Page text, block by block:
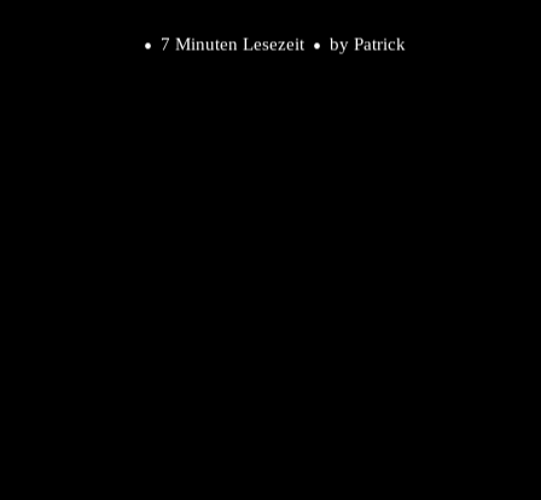
7 Minuten Lesezeit by Patrick